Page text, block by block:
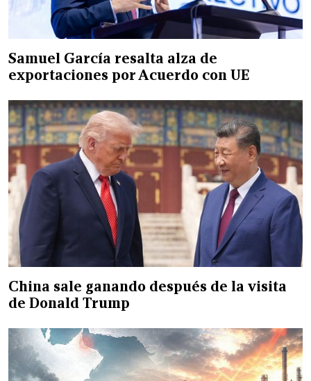
Samuel García resalta alza de
exportaciones por Acuerdo con UE
China sale ganando después de la visita
de Donald Trump